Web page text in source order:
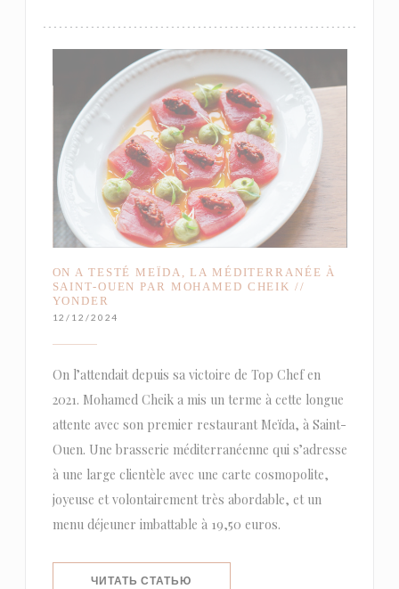
ON A TESTÉ MEÏDA, LA MÉDITERRANÉE À
SAINT-OUEN PAR MOHAMED CHEIK //
YONDER
12/12/2024
On l’attendait depuis sa victoire de Top Chef en
2021. Mohamed Cheik a mis un terme à cette longue
attente avec son premier restaurant Meïda, à Saint-
Ouen. Une brasserie méditerranéenne qui s’adresse
à une large clientèle avec une carte cosmopolite,
joyeuse et volontairement très abordable, et un
menu déjeuner imbattable à 19,50 euros.
ЧИТАТЬ СТАТЬЮ